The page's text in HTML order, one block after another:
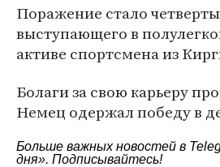
Поражение стало
выступающего в
активе спортсмена из
Болаги за свою карьеру
Немец одержал победу в
Больше важных новостей в
дня». Подписывайтесь!